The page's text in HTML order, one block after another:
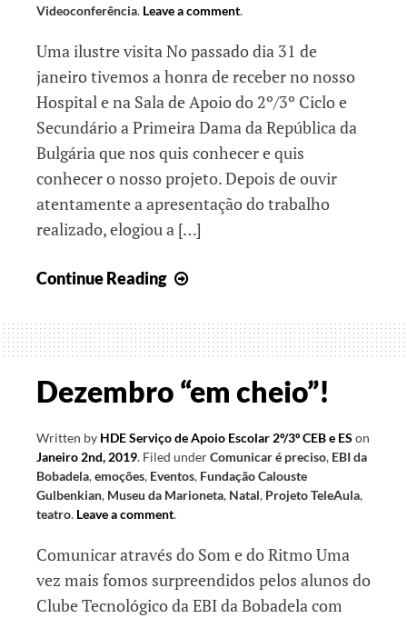
Videoconferência. Leave a comment.
Uma ilustre visita No passado dia 31 de
janeiro tivemos a honra de receber no nosso
Hospital e na Sala de Apoio do 2º/3º Ciclo e
Secundário a Primeira Dama da República da
Bulgária que nos quis conhecer e quis
conhecer o nosso projeto. Depois de ouvir
atentamente a apresentação do trabalho
realizado, elogiou a […]
Continue Reading
Segurança
Dezembro “em cheio”!
Written by HDE Serviço de Apoio Escolar 2º/3º CEB e ES on
Janeiro 2nd, 2019. Filed underComunicar é preciso, EBI da
Bobadela,emoções, Eventos, Fundação Calouste
Gulbenkian, Museu da Marioneta, Natal, Projeto TeleAula,
teatro. Leave a comment.
Comunicar através do Som e do Ritmo Uma
vez mais fomos surpreendidos pelos alunos do
Clube Tecnológico da EBI da Bobadela com